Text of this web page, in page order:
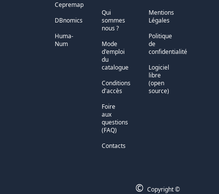
Cepremap
DBnomics
Huma-
Num
Qui
sommes
nous ?
Mode
d'emploi
du
catalogue
Conditions
d'accès
Foire
aux
questions
(FAQ)
Contacts
Mentions
Légales
Politique
de
confidentialité
Logiciel
libre
(open
source)
© Copyright ©